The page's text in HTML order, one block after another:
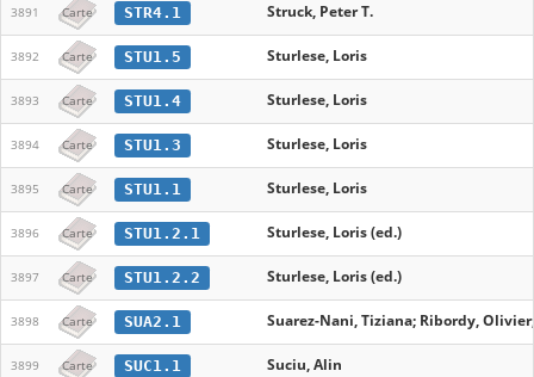
3891 Carte STR4.1 Struck, Peter T.
3892 Carte STU1.5 Sturlese, Loris
3893 Carte STU1.4 Sturlese, Loris
3894 Carte STU1.3 Sturlese, Loris
3895 Carte STU1.1 Sturlese, Loris
3896 Carte STU1.2.1 Sturlese, Loris (ed.)
3897 Carte STU1.2.2 Sturlese, Loris (ed.)
3898 Carte SUA2.1 Suarez-Nani, Tiziana; Ribordy,
3899 Carte SUC1.1 Suciu, Alin